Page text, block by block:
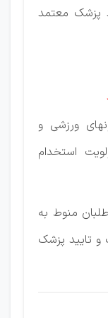
پزشک معتمد
ورزشی و
استخدام
منوط به
و تایید پزشک